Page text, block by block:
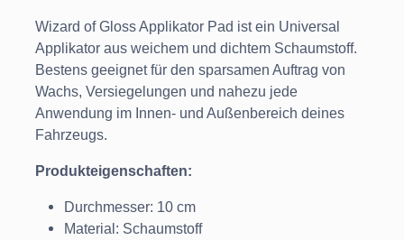
Wizard of Gloss Applikator Pad ist ein Universal
Applikator aus weichem und dichtem Schaumstoff.
Bestens geeignet für den sparsamen Auftrag von
Wachs, Versiegelungen und nahezu jede
Anwendung im Innen- und Außenbereich deines
Fahrzeugs.
Produkteigenschaften:
Durchmesser: 10 cm
Material: Schaumstoff